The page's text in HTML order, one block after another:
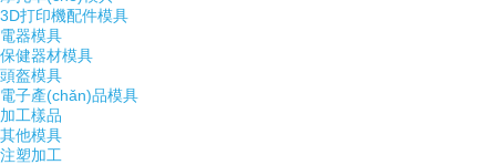
3D打印機配件模具
電器模具
保健器材模具
頭盔模具
電子產(chǎn)品模具
加工樣品
其他模具
注塑加工